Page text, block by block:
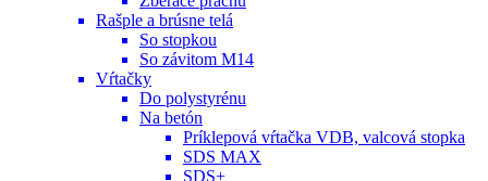
Rašple a brúsne telá
So stopkou
So závitom M14
Vŕtačky
Do polystyrénu
Na betón
Príklepová vŕtačka VDB, valcová stopka
SDS MAX
SDS+